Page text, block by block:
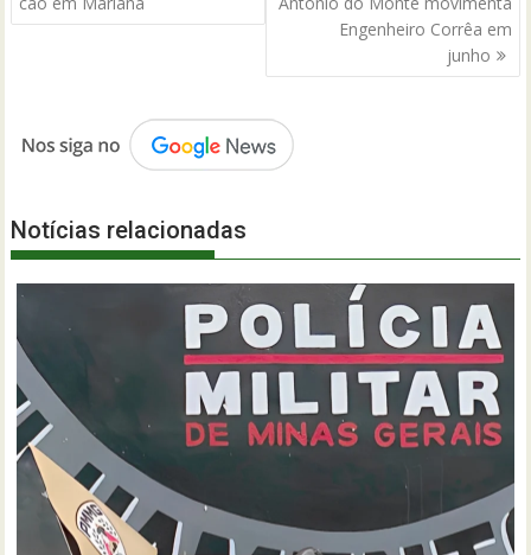
Post
Engenheiro Corrêa em
junho
Notícias relacionadas